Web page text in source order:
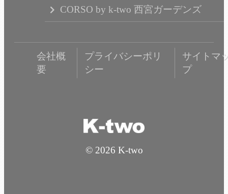
CORSO by k-two 西宮ガーデンズ
会社概
要
プライバシーポリ
シー
サイトマ
プ
© 2026 K-two